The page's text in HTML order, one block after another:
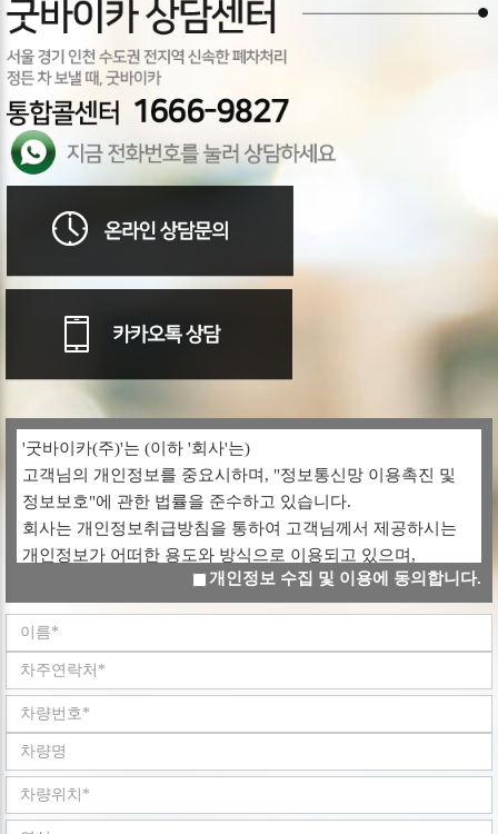
'굿바이카(주)'는 (이하 '회사'는)
고객님의 개인정보를 중요시하며, "정보통신망 이용촉진 및
정보보호"에 관한 법률을 준수하고 있습니다.
회사는 개인정보취급방침을 통하여 고객님께서 제공하시는
개인정보가 어떠한 용도와 방식으로 이용되고 있으며,
개인정보보호를 위해 어떠한 조치가 취해지고 있는지
알려드립니다.
회사는 개인정보취급방침을 개정하는 경우 웹사이트
공지사항(또는 개별공지)을 통하여 공지할 것입니다.
ο 본 방침은 : 2008 년 05 월 02 일 부터 시행됩니다.
■ 수집하는 개인정보 항목
회사는 회원가입, 상담, 서비스 신청 등등을 위해 아래와 같은
개인정보를 수집하고 있습니다.
개인정보 수집 및 이용에 동의합니다.